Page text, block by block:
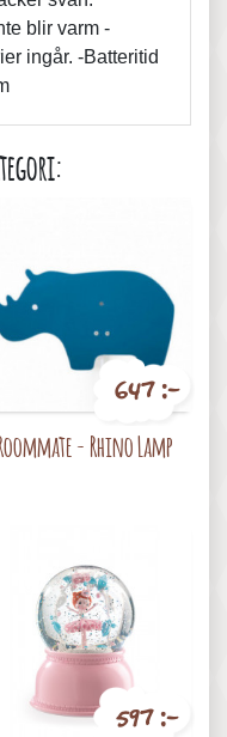
blir varm -
ingår. -Batteritid
647 :-
- Rhino Lamp
597 :-